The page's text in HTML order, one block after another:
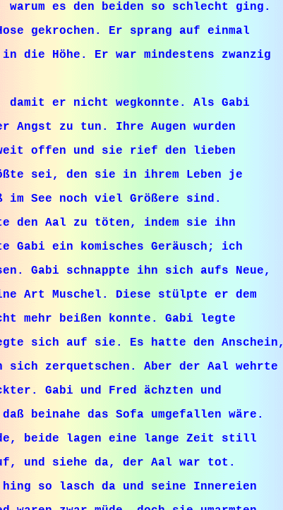
es den beiden so schlecht ging.
gekrochen. Er sprang auf einmal
die Höhe. Er war mindestens zwanzig
er nicht wegkonnte. Als Gabi
Angst zu tun. Ihre Augen wurden
offen und sie rief den lieben
sei, den sie in ihrem Leben je
im See noch viel Größere sind.
den Aal zu töten, indem sie ihn
ein komisches Geräusch; ich
Gabi schnappte ihn sich aufs Neue,
Art Muschel. Diese stülpte er dem
mehr beißen konnte. Gabi legte
sich auf sie. Es hatte den Anschein,
zerquetschen. Aber der Aal wehrte
Gabi und Fred ächzten und
beinahe das Sofa umgefallen wäre.
beide lagen eine lange Zeit still
und siehe da, der Aal war tot.
so lasch da und seine Innereien